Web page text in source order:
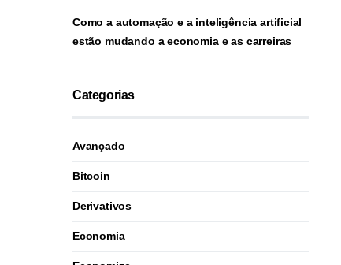
Como a automação e a inteligência artificial
estão mudando a economia e as carreiras
Categorias
Avançado
Bitcoin
Derivativos
Economia